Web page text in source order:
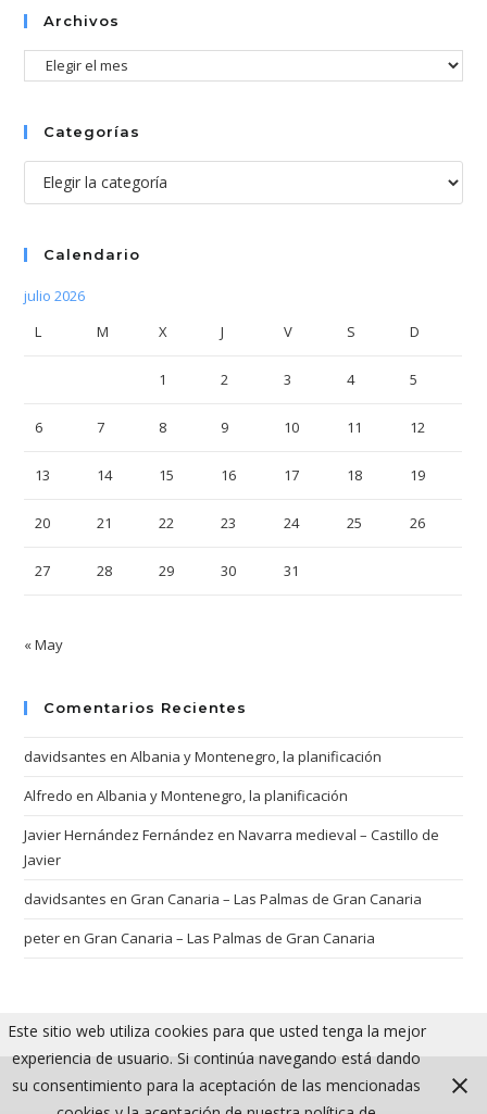
el
Archivos
Archivos
Categorías
Categorías
Calendario
julio 2026
L
M X J V S D
1 2 3 4 5
6 7 8 9 10 11 12
13 14 15 16 17 18 19
20 21 22 23 24 25 26
27 28 29 30 31
« May
Comentarios Recientes
davidsantes enAlbania y Montenegro, la planificación
Alfredo enAlbania y Montenegro, la planificación
Javier Hernández Fernández enNavarra medieval – Castillo de
Javier
davidsantes enGran Canaria – Las Palmas de Gran Canaria
peterenGran Canaria – Las Palmas de Gran Canaria
Este sitio web utiliza cookies para que usted tenga la mejor
experiencia de usuario. Si continúa navegando está dando
su consentimiento para la aceptación de las mencionadas